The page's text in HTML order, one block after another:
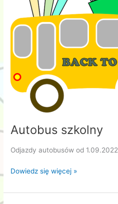
Autobus szkolny
Odjazdy autobusów od 1.09.2022
Autobus
Dowiedz się więcej »